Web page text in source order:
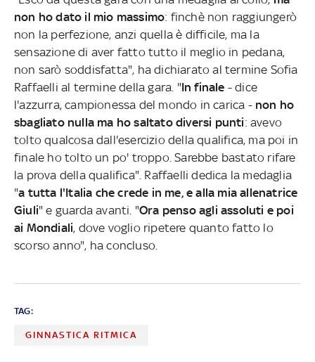
non ho dato il mio massimo: finchè non raggiungerò
non la perfezione, anzi quella è difficile, ma la
sensazione di aver fatto tutto il meglio in pedana,
non sarò soddisfatta", ha dichiarato al termine Sofia
Raffaelli al termine della gara. "In finale - dice
l'azzurra, campionessa del mondo in carica - non ho
sbagliato nulla ma ho saltato diversi punti: avevo
tolto qualcosa dall'esercizio della qualifica, ma poi in
finale ho tolto un po' troppo. Sarebbe bastato rifare
la prova della qualifica". Raffaelli dedica la medaglia
"a tutta l'Italia che crede in me, e alla mia allenatrice
Giuli" e guarda avanti. "Ora penso agli assoluti e poi
ai Mondiali, dove voglio ripetere quanto fatto lo
scorso anno", ha concluso.
TAG:
GINNASTICA RITMICA